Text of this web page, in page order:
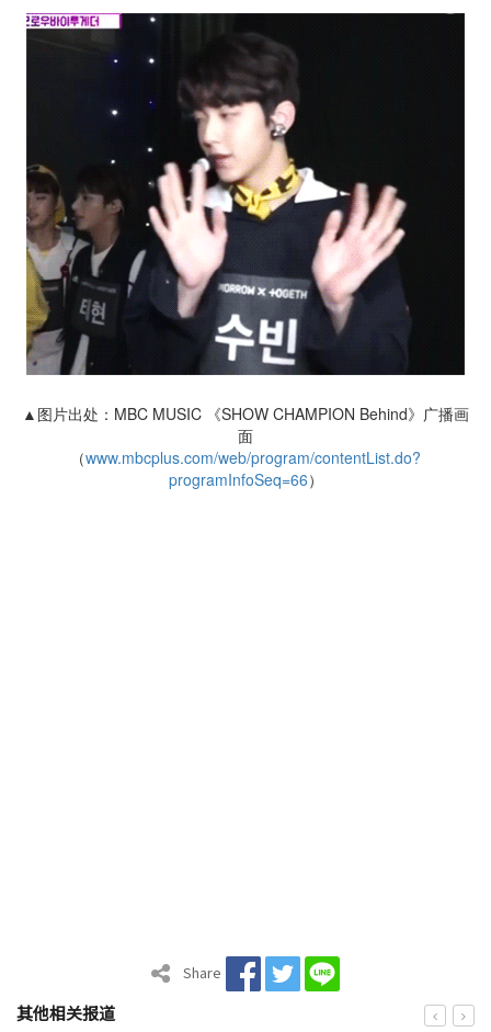
▲图片出处：MBC MUSIC 《SHOW CHAMPION Behind》广播画
面
（www.mbcplus.com/web/program/contentList.do?
programInfoSeq=66）
Share
其他相关报道